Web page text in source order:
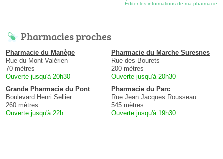
Éditer les informations de ma pharmacie
Pharmacies proches
Pharmacie du Manège
Rue du Mont Valérien
70 mètres
Ouverte jusqu'à 20h30
Pharmacie du Marche Suresnes
Rue des Bourets
200 mètres
Ouverte jusqu'à 20h30
Grande Pharmacie du Pont
Boulevard Henri Sellier
260 mètres
Ouverte jusqu'à 22h
Pharmacie du Parc
Rue Jean Jacques Rousseau
545 mètres
Ouverte jusqu'à 19h30